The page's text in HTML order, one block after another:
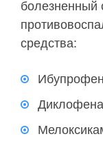
болезненный
средства: